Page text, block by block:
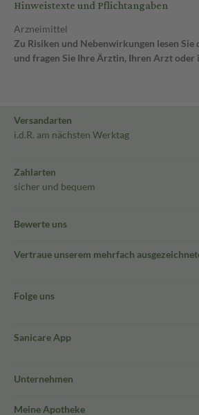
Hinweistexte und Pflichtangaben
Arzneimittel
Zu Risiken und Nebenwirkungen lesen Sie
und fragen Sie Ihre Ärztin, Ihren Arzt oder
Versandarten
i.d.R. am nächsten Werktag
Zahlarten
sicher und bequem
Bewerte uns
Vertraue unserem mehrfach
Folge uns
Sanicare App
Unternehmen
Meine Apotheke